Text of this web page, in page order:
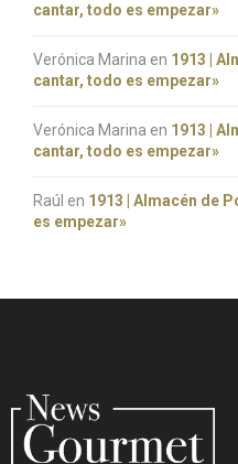
cantar, todo es empezar»
Verónica Marina en 1913 |
cantar, todo es empezar»
Verónica Marina en 1913 |
cantar, todo es empezar»
Raúl en 1913 | Almacén de
es empezar»